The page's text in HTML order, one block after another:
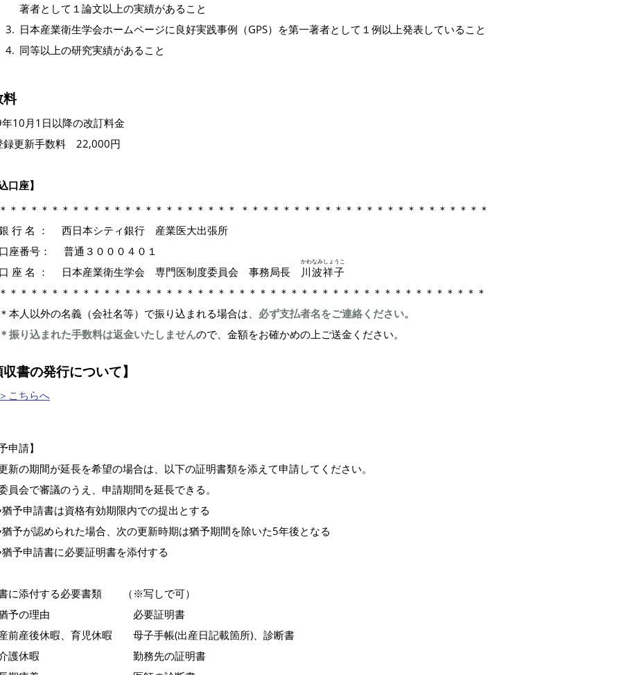
著者として１論文以上の実績があること
日本産業衛生学会ホームページに良好実践事例（GPS）を第一著者として１例以上発表していること
同等以上の研究実績があること
料
10月1日以降の改訂料金
録更新手数料
22,000円
口座】
＊＊＊＊＊＊＊＊＊＊＊＊＊＊＊＊＊＊＊＊＊＊ ＊＊＊＊＊＊＊＊＊＊＊＊＊＊＊＊＊＊＊＊＊＊＊＊
行 名 ： 西日本シティ銀行 産業医大出張所
座番号： 普通３０００４０１
座 名 ： 日本産業衛生学会 専門医制度委員会 事務局長
川波
かわなみ
祥子
しょうこ
＊＊＊＊＊＊＊＊＊＊＊＊＊＊＊＊＊＊＊＊＊＊ ＊＊＊＊＊＊＊＊＊＊＊＊＊＊＊＊＊＊＊＊＊＊＊＊
本人以外の名義（会社名等）で振り込まれる場合は、 必ず支払者名をご連絡ください。
振り込まれた手数料は返金いたしませんので、金額をお確かめの上ご送金ください。
書の発行について】
こちらへ
申請】
新の期間が延長を希望の場合は、以下の証明書類を添えて申請してください。
員会で審議のうえ、申請期間を延長できる。
申請書は資格有効期限内での提出とする
が認められた場合、次の更新時期は猶予期間を除いた5年後となる
申請書に必要証明書を添付する
に添付する必要書類 （※写しで可）
の理由 必要証明書
後休暇、育児休暇 母子手帳(出産日記載箇所)、診断書
休暇 勤務先の証明書